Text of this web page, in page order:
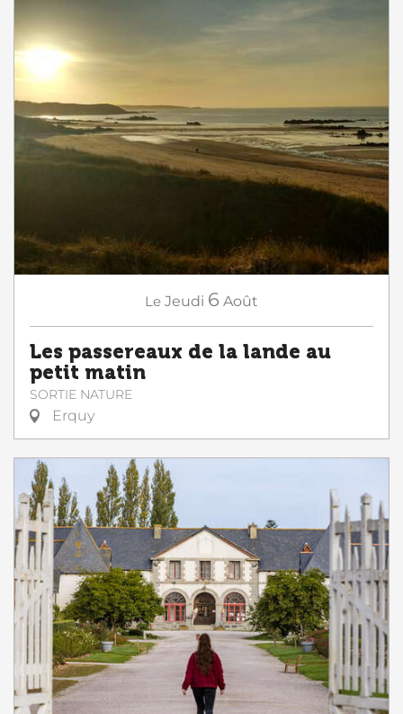
Le Jeudi 6 Août
Les passereaux de la lande au
petit matin
SORTIE NATURE
Erquy